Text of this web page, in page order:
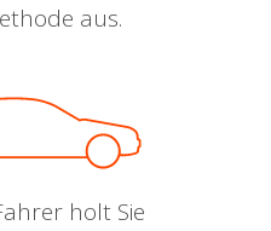
aus.
holt Sie